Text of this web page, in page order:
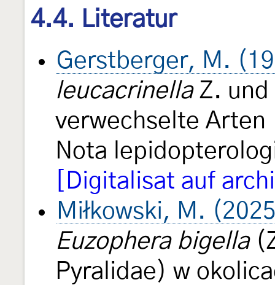
4.4. Literatur
Gerstberger, M.
leucacrinellaZ. und
verwechselte
Nota
[Digitalisat auf
Miłkowski, M.
Euzophera bigella
Pyralidae) w